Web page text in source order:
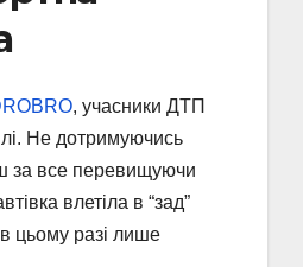
, учасники ДТП
Не дотримуючись
за все перевищуючи
влетіла в “зад”
в цьому разі лише